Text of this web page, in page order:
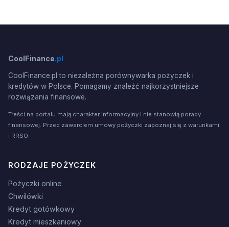
CoolFinance.pl
CoolFinance.pl to niezależna porównywarka pożyczek i
kredytów w Polsce. Pomagamy znaleźć najkorzystniejsze
rozwiązania finansowe.
Treści na portalu mają charakter informacyjny i nie stanowią porady
finansowej. Przed zawarciem umowy pożyczki zapoznaj się z warunkami
i RRSO.
RODZAJE POŻYCZEK
Pożyczki online
Chwilówki
Kredyt gotówkowy
Kredyt mieszkaniowy